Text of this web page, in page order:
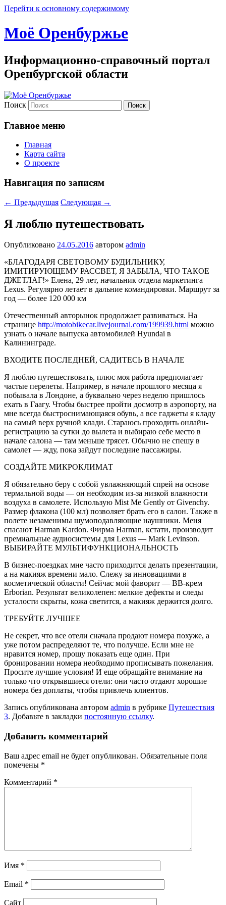
Перейти к основному содержимому
Моё Оренбуржье
Информационно-справочный портал
Оренбургской области
Поиск
Главное меню
Главная
Карта сайта
О проекте
Навигация по записям
← Предыдущая Следующая →
Я люблю путешествовать
Опубликовано 24.05.2016 автором admin
«БЛАГОДАРЯ СВЕТОВОМУ БУДИЛЬНИКУ,
ИМИТИРУЮЩЕМУ РАССВЕТ, Я ЗАБЫЛА, ЧТО ТАКОЕ
ДЖЕТЛАГ!» Елена, 29 лет, начальник отдела маркетинга
Lexus. Регулярно летает в дальние командировки. Маршрут за
год — более 120 000 км
Отечественный авторынок продолжает развиваться. На
странице http://motobikecar.livejournal.com/199939.html можно
узнать о начале выпуска автомобилей Hyundai в
Калининграде.
ВХОДИТЕ ПОСЛЕДНЕЙ, САДИТЕСЬ В НАЧАЛЕ
Я люблю путешествовать, плюс моя работа предполагает
частые перелеты. Например, в начале прошлого месяца я
побывала в Лондоне, а буквально через неделю пришлось
ехать в Гаагу. Чтобы быстрее пройти досмотр в аэропорту, на
мне всегда быстроснимающаяся обувь, а все гаджеты я кладу
на самый верх ручной клади. Стараюсь проходить онлайн-
реги­страцию за сутки до вылета и выбираю себе место в
начале салона — там меньше трясет. Обычно не спе­шу в
самолет — жду, пока зайдут последние пассажиры.
СОЗДАЙТЕ МИКРОКЛИМАТ
Я обязательно беру с собой увлажняющий спрей на основе
термальной воды — он необходим из-за низкой влажности
воздуха в самолете. Использую Mist Me Gently от Givenchy.
Размер флакона (100 мл) позволя­ет брать его в салон. Также в
полете незаменимы шумоподавляющие наушники. Меня
спасают Harman Kardon. Фирма Harman, кстати, производит
премиальные аудиосистемы для Lexus — Mark Levinson.
ВЫБИРАЙТЕ МУЛЬТИФУНКЦИОНАЛЬНОСТЬ
В бизнес-поездках мне часто приходится делать презентации,
а на макияж времени мало. Слежу за ин­новациями в
косметической области! Сейчас мой фаворит — BB-крем
Erborian. Результат великолепен: мелкие дефекты и следы
усталости скрыты, кожа светится, а макияж держится долго.
ТРЕБУЙТЕ ЛУЧШЕЕ
Не секрет, что все отели сначала продают номера по­хуже, а
уже потом распределяют те, что получше. Если мне не
нравится номер, прошу показать еще один. При
бронировании номера необходимо пропи­сывать пожелания.
Просите лучшие условия! И еще об­ращайте внимание на
только что открывшиеся отели: они часто отдают хорошие
номера без доплаты, чтобы привлечь клиентов.
Запись опубликована автором admin в рубрике Путешествия
3. Добавьте в закладки постоянную ссылку.
Добавить комментарий
Ваш адрес email не будет опубликован. Обязательные поля
помечены *
Комментарий *
Имя *
Email *
Сайт